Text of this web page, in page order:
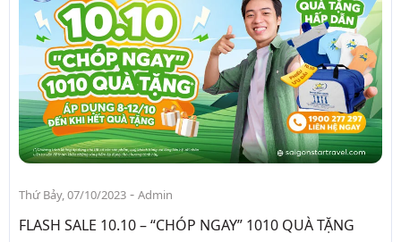
Thứ Bảy, 07/10/2023 - Admin
FLASH SALE 10.10 – “CHÓP NGAY” 1010 QUÀ TẶNG